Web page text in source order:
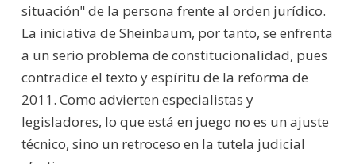
situación" de la persona frente al orden jurídico.
La iniciativa de Sheinbaum, por tanto, se enfrenta
a un serio problema de constitucionalidad, pues
contradice el texto y espíritu de la reforma de
2011. Como advierten especialistas y
legisladores, lo que está en juego no es un ajuste
técnico, sino un retroceso en la tutela judicial